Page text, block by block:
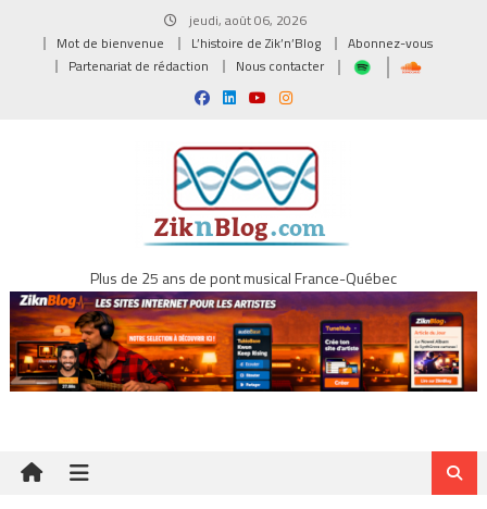
jeudi, août 06, 2026
Mot de bienvenue
L’histoire de Zik’n’Blog
Abonnez-vous
Partenariat de rédaction
Nous contacter
Plus de 25 ans de pont musical France-Québec